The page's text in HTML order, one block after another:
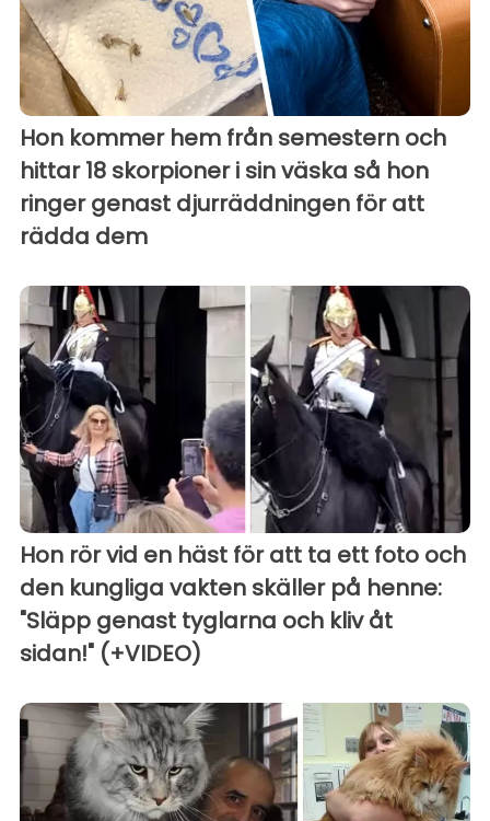
Hon kommer hem från semestern och
hittar 18 skorpioner i sin väska så hon
ringer genast djurräddningen för att
rädda dem
Hon rör vid en häst för att ta ett foto och
den kungliga vakten skäller på henne:
"Släpp genast tyglarna och kliv åt
sidan!" (+VIDEO)